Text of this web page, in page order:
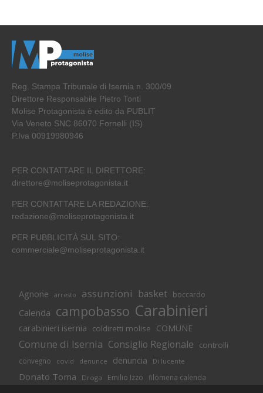
Reg. Stampa Tribunale di Isernia n. 300/09
Direttore Responsabile Pietro Tonti
Molise Protagonista è edito da PUBLIT
Via Veneto SNC 86070 Fornelli (IS)
P.Iva 00919980946
PER CONTATTARE IL DIRETTORE:
direttore@moliseprotagonista.it
PER CONTATTARE LA REDAZIONE:
redazione@moliseprotagonista.it
PER PUBBLICITÀ SUL SITO:
commerciale@moliseprotagonista.it
Agnone arresto assunzioni basket boccardo
Calenda campobasso Carabinieri
carabinieri isernia coldiretti molise COMUNE
Comune di Isernia Consiglio Regionale controlli
convegno covid denunce denuncia Di lucente
Donato Toma Droga Emilio Izzo filomena calenda